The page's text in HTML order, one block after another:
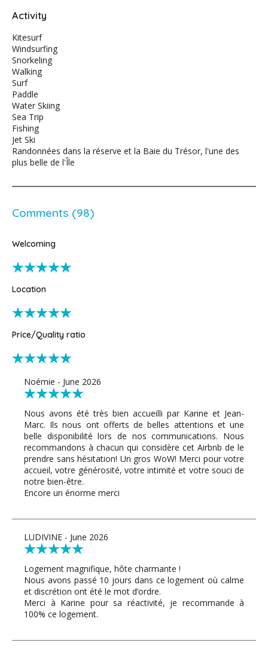
Activity
Kitesurf
Windsurfing
Snorkeling
Walking
Surf
Paddle
Water Skiing
Sea Trip
Fishing
Jet Ski
Randonnées dans la réserve et la Baie du Trésor, l'une des
plus belle de l'Île
Comments (98)
Welcoming
Location
Price/Quality ratio
Noémie - June 2026
Nous avons été très bien accueilli par Karine et Jean-
Marc. Ils nous ont offerts de belles attentions et une
belle disponibilité lors de nos communications. Nous
recommandons à chacun qui considère cet Airbnb de le
prendre sans hésitation! Un gros WoW! Merci pour votre
accueil, votre générosité, votre intimité et votre souci de
notre bien-être.
Encore un énorme merci
LUDIVINE - June 2026
Logement magnifique, hôte charmante !
Nous avons passé 10 jours dans ce logement où calme
et discrétion ont été le mot d’ordre.
Merci à Karine pour sa réactivité, je recommande à
100% ce logement.